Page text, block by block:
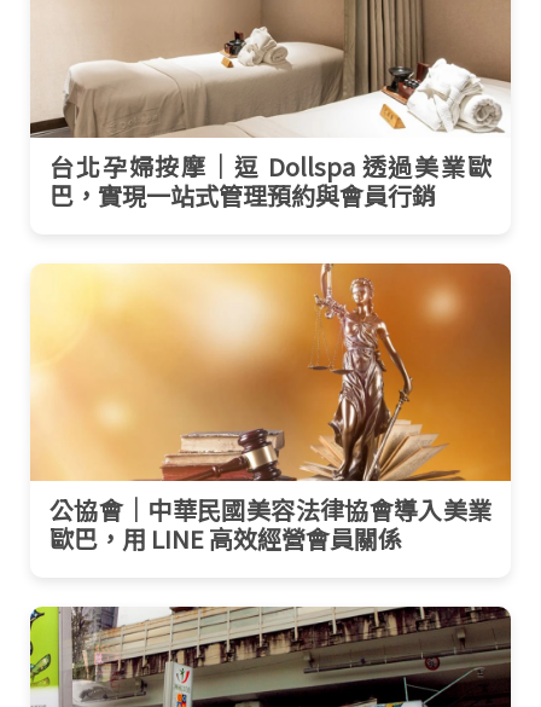
台北孕婦按摩｜逗 Dollspa 透過美業歐
巴，實現一站式管理預約與會員行銷
公協會｜中華民國美容法律協會導入美業
歐巴，用 LINE 高效經營會員關係